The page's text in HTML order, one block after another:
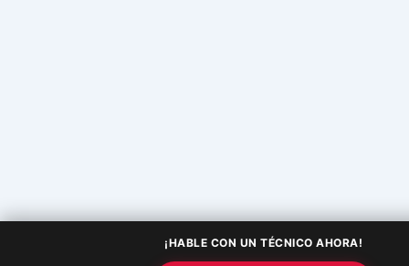
¡HABLE CON UN TÉCNICO AHORA!